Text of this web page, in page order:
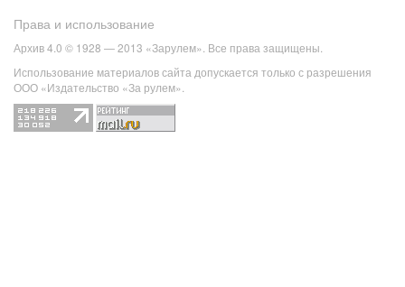
Права и использование
Архив 4.0 © 1928 — 2013 «Зарулем». Все права защищены.
Использование материалов сайта допускается только с разрешения
ООО «Издательство «За рулем».